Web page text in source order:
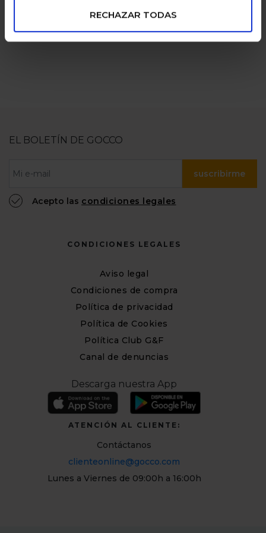
RECHAZAR TODAS
numerosas
EL BOLETÍN DE GOCCO
suscribirme
Acepto las condiciones legales
CONDICIONES LEGALES
Aviso legal
Condiciones de compra
Política de privacidad
Política de Cookies
Política Club G&F
Canal de denuncias
Descarga nuestra App
ATENCIÓN AL CLIENTE:
Contáctanos
clienteonline@gocco.com
Lunes a Viernes de 09:00h a 16:00h